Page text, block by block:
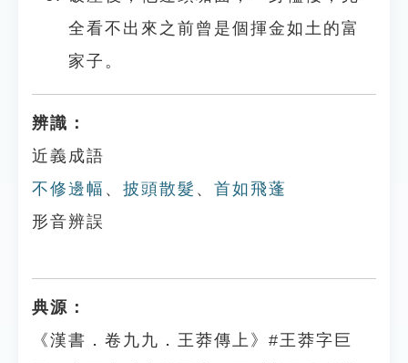
全看不出來之前曾是個揮金如土的富
家子。
辨識：
近義成語
不修邊幅 、 披頭散髮 、 首如飛蓬
形音辨誤
典源：
《漢書．卷九九．王莽傳上》#王莽字巨